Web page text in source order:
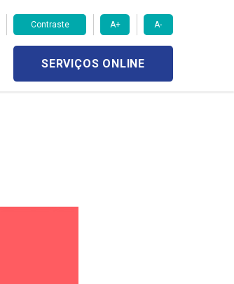
Contraste A+ A-
SERVIÇOS ONLINE